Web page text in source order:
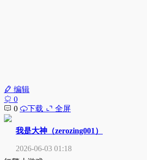
编辑
0
0
下载 全屏
我是大神（zerozing001）
2026-06-03 01:18